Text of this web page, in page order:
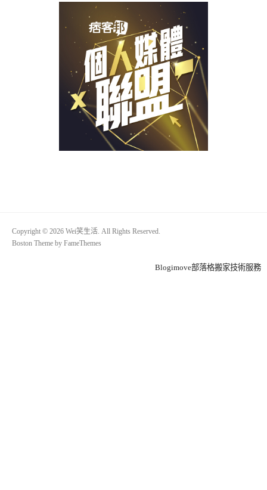
Copyright © 2026 Wei笑生活. All Rights Reserved.
Boston Theme by FameThemes
Blogimove部落格搬家技術服務